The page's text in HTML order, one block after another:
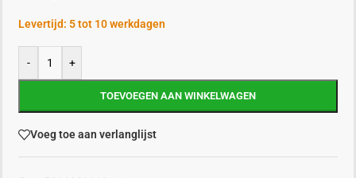
Levertijd: 5 tot 10 werkdagen
- +
TOEVOEGEN AAN WINKELWAGEN
Voeg toe aan verlanglijst